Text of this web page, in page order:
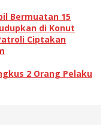
Bermuatan 15
di Konut
Ciptakan
2 Orang Pelaku